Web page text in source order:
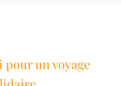
pour un voyage